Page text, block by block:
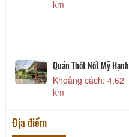
km
Quán Thốt Nốt Mỹ Hạnh
Khoảng cách: 4,62
km
Địa điểm